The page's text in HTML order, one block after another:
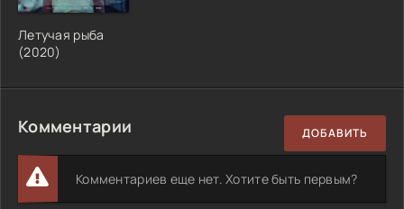
Летучая рыба
(2020)
Комментарии ДОБАВИТЬ
Комментариев еще нет. Хотите быть первым?